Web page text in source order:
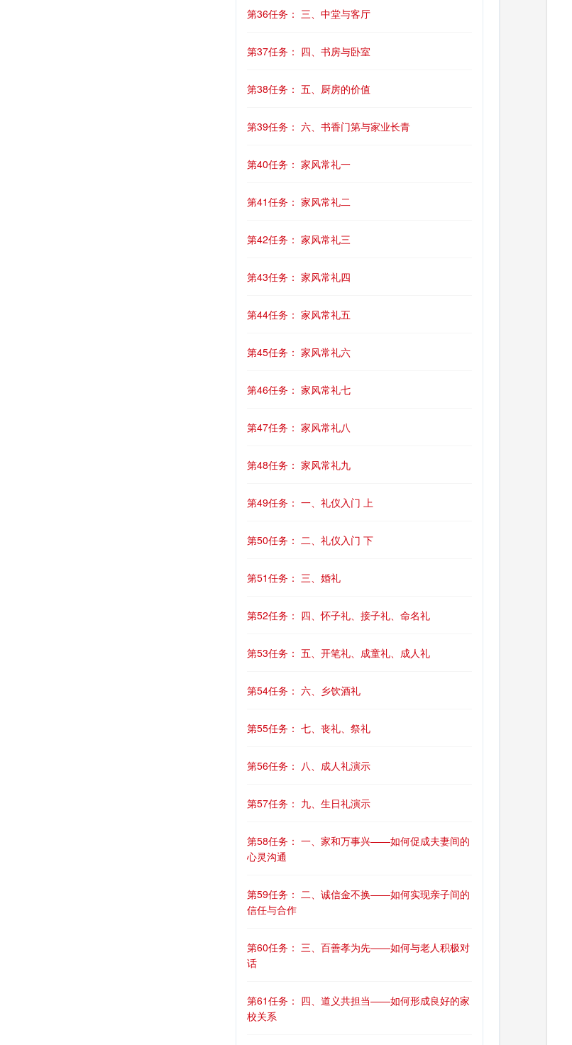
第36任务： 三、中堂与客厅
第37任务： 四、书房与卧室
第38任务： 五、厨房的价值
第39任务： 六、书香门第与家业长青
第40任务： 家风常礼一
第41任务： 家风常礼二
第42任务： 家风常礼三
第43任务： 家风常礼四
第44任务： 家风常礼五
第45任务： 家风常礼六
第46任务： 家风常礼七
第47任务： 家风常礼八
第48任务： 家风常礼九
第49任务： 一、礼仪入门 上
第50任务： 二、礼仪入门 下
第51任务： 三、婚礼
第52任务： 四、怀子礼、接子礼、命名礼
第53任务： 五、开笔礼、成童礼、成人礼
第54任务： 六、乡饮酒礼
第55任务： 七、丧礼、祭礼
第56任务： 八、成人礼演示
第57任务： 九、生日礼演示
第58任务： 一、家和万事兴——如何促成夫妻间的
心灵沟通
第59任务： 二、诚信金不换——如何实现亲子间的
信任与合作
第60任务： 三、百善孝为先——如何与老人积极对
话
第61任务： 四、道义共担当——如何形成良好的家
校关系